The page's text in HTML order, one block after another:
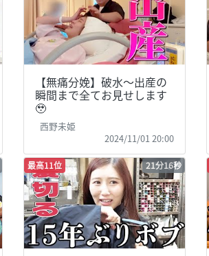
【無痛分娩】破水〜出産の
瞬間まで全てお見せします
🥹
西野未姫
2024/11/01 20:00
最高11位 21分16秒